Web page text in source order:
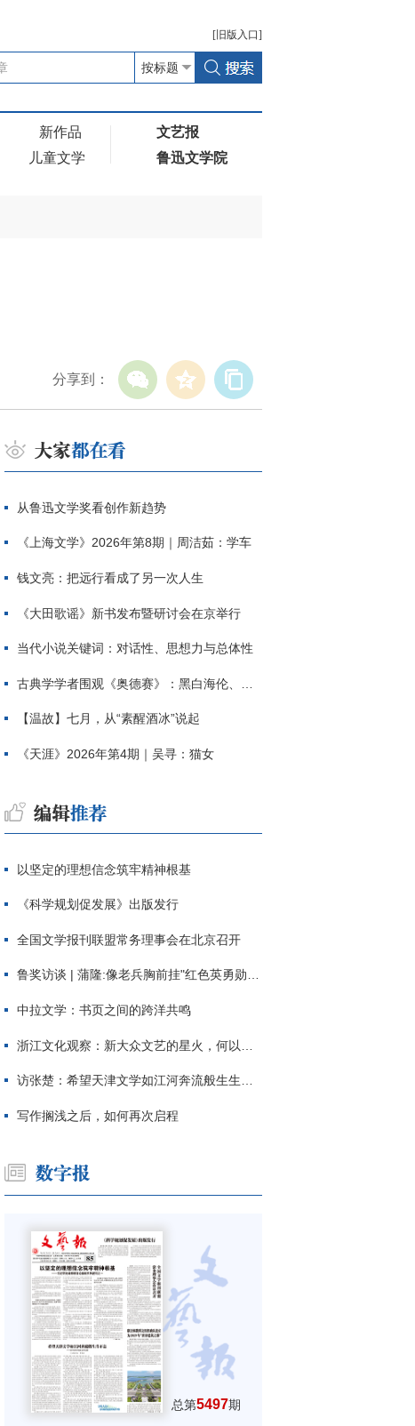
[ 旧版 入口]
新作品
儿童文学
文艺报
鲁迅文学院
分享到：
从鲁迅文学奖看创作新趋势
《上海文学》2026年第8期｜周洁茹：学车
钱文亮：把远行看成了另一次人生
《大田歌谣》新书发布暨研讨会在京举行
当代小说关键词：对话性、思想力与总体性
古典学学者围观《奥德赛》：黑白海伦、佩涅罗佩的别针与神秘入侵者
【温故】七月，从“素醒酒冰”说起
《天涯》2026年第4期｜吴寻：猫女
以坚定的理想信念筑牢精神根基
《科学规划促发展》出版发行
全国文学报刊联盟常务理事会在北京召开
鲁奖访谈 | 蒲隆:像老兵胸前挂"红色英勇勋章"
中拉文学：书页之间的跨洋共鸣
浙江文化观察：新大众文艺的星火，何以燎原？
访张楚：希望天津文学如江河奔流般生生不息
写作搁浅之后，如何再次启程
总第5497期